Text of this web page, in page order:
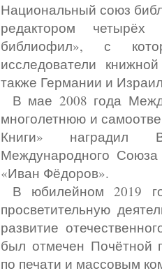
Национальный союз
редактором четырёх
библиофил», с
исследователи
также Германии и
В мае 2008 года Международный Союз книголюбов «за
многолетнюю и
Книги» наградил
Международного
«Иван Фёдоров».
В юбилейном 2019 году «за многолетнюю культурно-
просветительную
развитие
был отмечен Почётной
по печати и массовым